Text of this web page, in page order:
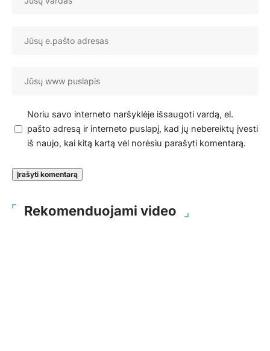
Noriu savo interneto naršyklėje išsaugoti vardą, el.
pašto adresą ir interneto puslapį, kad jų nebereiktų įvesti
iš naujo, kai kitą kartą vėl norėsiu parašyti komentarą.
Rekomenduojami video